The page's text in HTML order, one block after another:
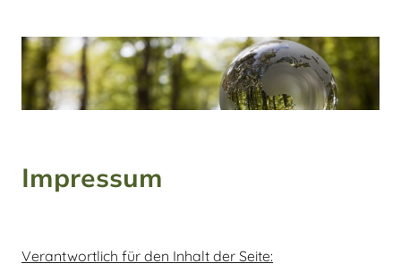
Impressum
Verantwortlich für den Inhalt der Seite: